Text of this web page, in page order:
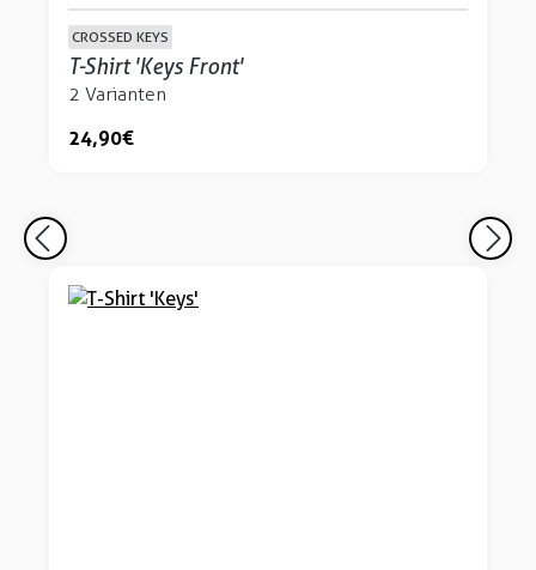
CROSSED KEYS
T-Shirt 'Keys Front'
2 Varianten
24,90 €